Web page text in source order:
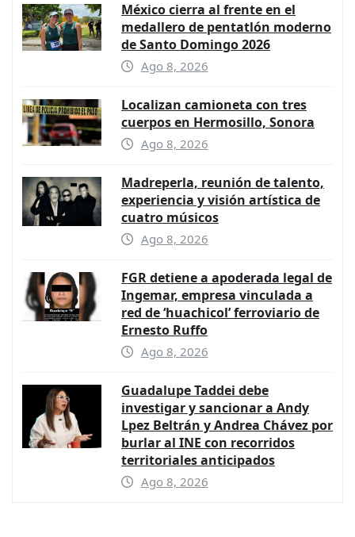
México cierra al frente en el
medallero de pentatlón moderno
de Santo Domingo 2026
Ago 8, 2026
Localizan camioneta con tres
cuerpos en Hermosillo, Sonora
Ago 8, 2026
Madreperla, reunión de talento,
experiencia y visión artística de
cuatro músicos
Ago 8, 2026
FGR detiene a apoderada legal de
Ingemar, empresa vinculada a
red de ‘huachicol’ ferroviario de
Ernesto Ruffo
Ago 8, 2026
Guadalupe Taddei debe
investigar y sancionar a Andy
Lpez Beltrán y Andrea Chávez por
burlar al INE con recorridos
territoriales anticipados
Ago 8, 2026